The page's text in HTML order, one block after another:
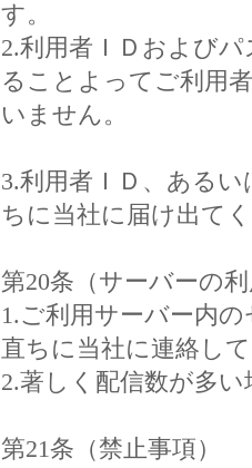
す。
2.利用者ＩＤおよび
ることよってご利用
いません。
3.利用者ＩＤ、ある
ちに当社に届け出て
第20条（サーバーの
1.ご利用サーバー内
直ちに当社に連絡し
2.著しく配信数が多
第21条（禁止事項）